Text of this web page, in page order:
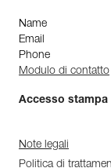
Name
Email
Phone
Modulo di contatto
Accesso stampa
Note legali
Politica di